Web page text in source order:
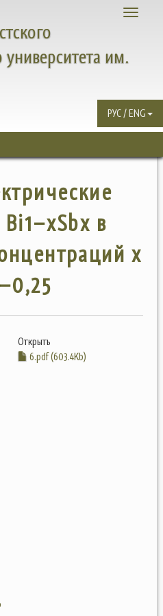
Toggle
университета им.
РУС / ENG
в
x
Открыть
6.pdf (603.4Kb)